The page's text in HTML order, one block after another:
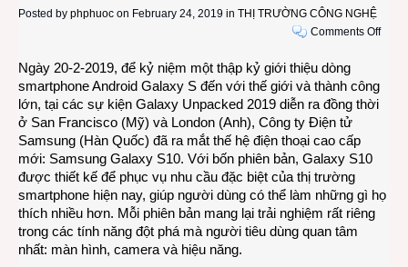
Posted by phphuoc on February 24, 2019 in THỊ TRƯỜNG CÔNG NGHỆ
Comments Offon
tuổi
Ngày 20-2-2019, để kỷ niệm một thập kỷ giới thiệu dòng
smartphone Android Galaxy S đến với thế giới và thành công
lớn, tại các sự kiện Galaxy Unpacked 2019 diễn ra đồng thời
ở San Francisco (Mỹ) và London (Anh), Công ty Điện tử
Samsung (Hàn Quốc) đã ra mắt thế hệ điện thoại cao cấp
mới: Samsung Galaxy S10. Với bốn phiên bản, Galaxy S10
được thiết kế để phục vụ nhu cầu đặc biệt của thị trường
smartphone hiện nay, giúp người dùng có thể làm những gì họ
thích nhiều hơn. Mỗi phiên bản mang lại trải nghiệm rất riêng
trong các tính năng đột phá mà người tiêu dùng quan tâm
nhất: màn hình, camera và hiệu năng.